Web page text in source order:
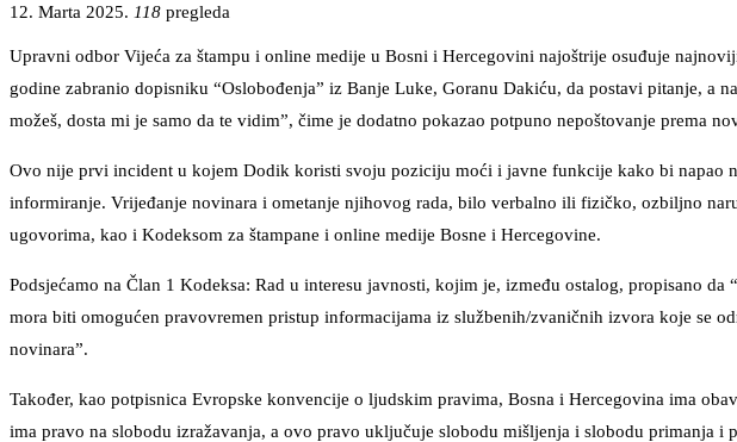
12. Marta 2025. 118 pregleda
Upravni odbor Vijeća za štampu i online medije u Bosni i Hercegovini najoštrije osuđuje
godine zabranio dopisniku “Oslobođenja” iz Banje Luke, Goranu Dakiću, da postavi pitanje, a
možeš, dosta mi je samo da te vidim”, čime je dodatno pokazao potpuno nepoštovanje prema
Ovo nije prvi incident u kojem Dodik koristi svoju poziciju moći i javne funkcije kako bi napao
informiranje. Vrijeđanje novinara i ometanje njihovog rada, bilo verbalno ili fizičko, ozbiljno
ugovorima, kao i Kodeksom za štampane i online medije Bosne i Hercegovine.
Podsjećamo na Član 1 Kodeksa: Rad u interesu javnosti, kojim je, između ostalog, propisano
mora biti omogućen pravovremen pristup informacijama iz službenih/zvaničnih izvora koje se
novinara”.
Također, kao potpisnica Evropske konvencije o ljudskim pravima, Bosna i Hercegovina ima
ima pravo na slobodu izražavanja, a ovo pravo uključuje slobodu mišljenja i slobodu primanja i